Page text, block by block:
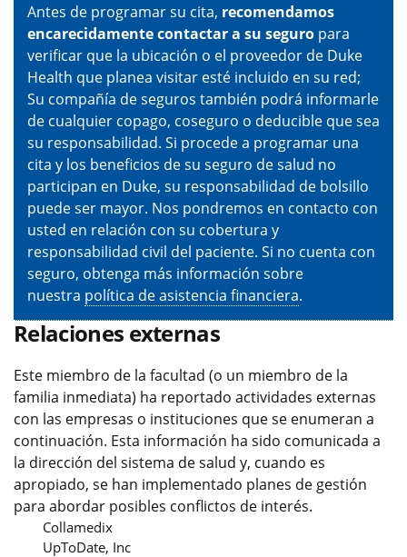
Antes de programar su cita, recomendamos
encarecidamente contactar a su seguro para
verificar que la ubicación o el proveedor de Duke
Health que planea visitar esté incluido en su red;
Su compañía de seguros también podrá informarle
de cualquier copago, coseguro o deducible que sea
su responsabilidad. Si procede a programar una
cita y los beneficios de su seguro de salud no
participan en Duke, su responsabilidad de bolsillo
puede ser mayor. Nos pondremos en contacto con
usted en relación con su cobertura y
responsabilidad civil del paciente. Si no cuenta con
seguro, obtenga más información sobre
nuestra política de asistencia financiera.
Relaciones externas
Este miembro de la facultad (o un miembro de la
familia inmediata) ha reportado actividades externas
con las empresas o instituciones que se enumeran a
continuación. Esta información ha sido comunicada a
la dirección del sistema de salud y, cuando es
apropiado, se han implementado planes de gestión
para abordar posibles conflictos de interés.
Collamedix
UpToDate, Inc